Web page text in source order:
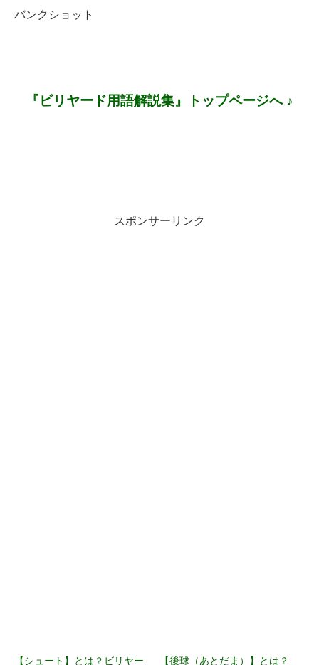
バンクショット
『ビリヤード用語解説集』トップページへ ♪
スポンサーリンク
【シュート】とは？ビリヤー 【後球（あとだま）】とは？